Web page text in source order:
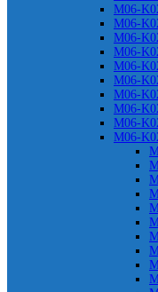
M06-
M06-
M06-
M06-
M06-
M06-
M06-
M06-
M06-
M06-